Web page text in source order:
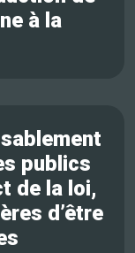
à la
publics
de la loi,
d’être